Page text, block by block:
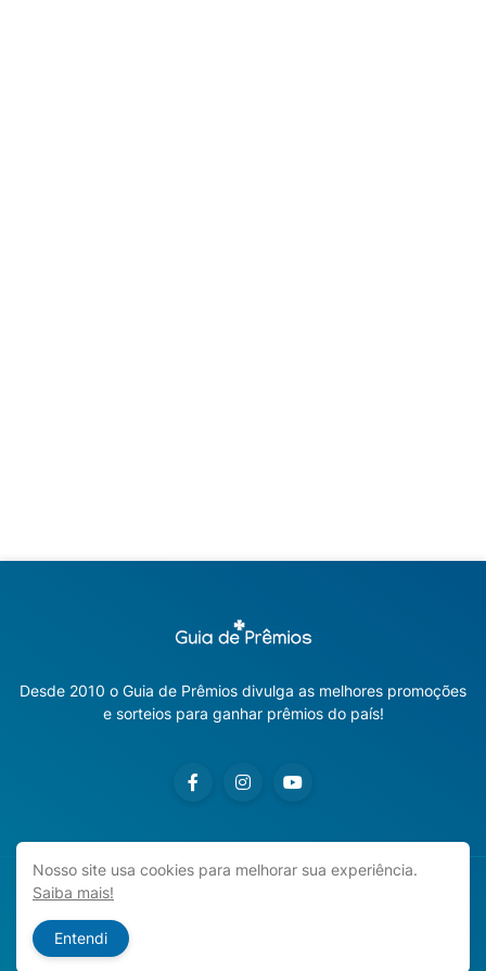
Desde 2010 o Guia de Prêmios divulga as melhores promoções
e sorteios para ganhar prêmios do país!
Copyright ©
Início
Sobre o Blog
Nosso site usa cookies para melhorar sua experiência.
Saiba mais!
Entendi